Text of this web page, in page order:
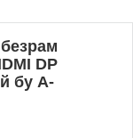
DP
бу A-